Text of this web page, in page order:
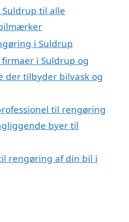
til alle
i Suldrup
i Suldrup og
der tilbyder bilvask og
til rengøring
byer til
rengøring af din bil i